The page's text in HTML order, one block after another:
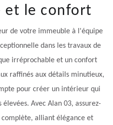
et le confort
de votre immeuble à l'équipe
dans les travaux de
irréprochable et un confort
raffinés aux détails minutieux,
pour créer un intérieur qui
Avec Alan 03, assurez-
alliant élégance et